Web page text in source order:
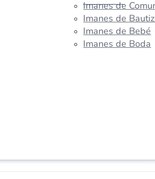
Imanes de
Imanes de
Imanes de Bebé
Imanes de Boda